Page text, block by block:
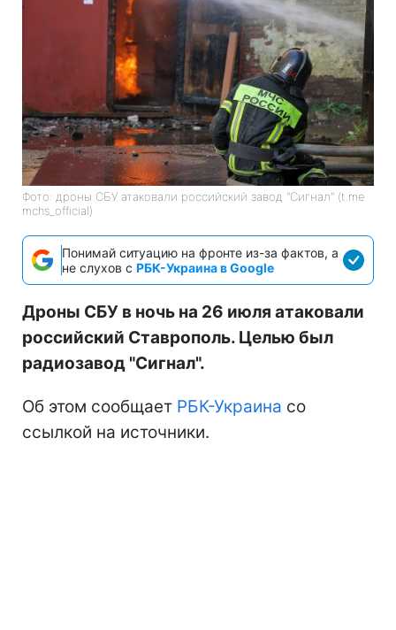
Фото: дроны СБУ атаковали российский завод "Сигнал" (t.me
mchs_official)
Понимай ситуацию на фронте из-за фактов, а
не слухов с РБК-Украина в Google
Дроны СБУ в ночь на 26 июля атаковали
российский Ставрополь. Целью был
радиозавод "Сигнал".
Об этом сообщает РБК-Украина со
ссылкой на источники.